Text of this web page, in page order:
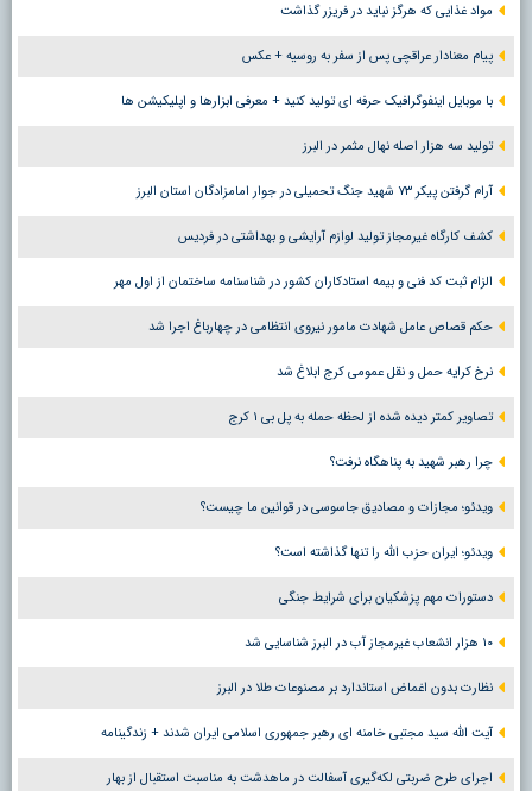
مواد غذایی که هرگز نباید در فریزر گذاشت
پیام معنادار عراقچی پس از سفر به روسیه + عکس
با موبایل اینفوگرافیک حرفه ای تولید کنید + معرفی ابزارها و اپلیکیشن ها
تولید سه هزار اصله نهال مثمر در البرز
آرام گرفتن پیکر ۷۳ شهید جنگ تحمیلی در جوار امامزادگان استان البرز
کشف کارگاه غیرمجاز تولید لوازم آرایشی و بهداشتی در فردیس
الزام ثبت کد فنی و بیمه استادکاران کشور در شناسنامه ساختمان از اول مهر
حکم قصاص عامل شهادت مامور نیروی انتظامی در چهارباغ اجرا شد
نرخ کرایه حمل و نقل عمومی کرج ابلاغ شد
تصاویر کمتر دیده شده از لحظه حمله به پل بی ۱ کرج
چرا رهبر شهید به پناهگاه نرفت؟
ویدئو؛ مجازات و مصادیق جاسوسی در قوانین ما چیست؟
ویدئو؛ ایران حزب الله را تنها گذاشته است؟
دستورات مهم پزشکیان برای شرایط جنگی
۱۰ هزار انشعاب غیرمجاز آب در البرز شناسایی شد
نظارت بدون اغماض استاندارد بر مصنوعات طلا در البرز
آیت الله سید مجتبی خامنه ای رهبر جمهوری اسلامی ایران شدند + زندگینامه
اجرای طرح ضربتی لکه‌گیری آسفالت در ماهدشت به مناسبت استقبال از بهار